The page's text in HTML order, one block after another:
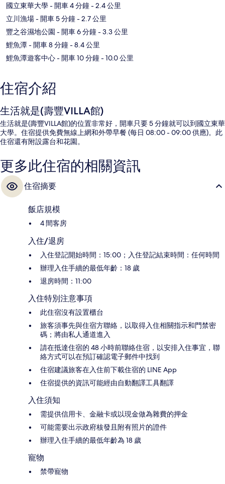
國立東華大學- 開車 4 分鐘- 2.4 公里
立川漁場- 開車 5 分鐘- 2.7 公里
豐之谷濕地公園 - 開車 6 分鐘- 3.3 公里
鯉魚潭- 開車 8 分鐘- 8.4 公里
鯉魚潭遊客中心- 開車 10 分鐘- 10.0 公里
住宿介紹
生活就是(壽豐VILLA館)
生活就是(壽豐VILLA館)的位置非常好，開車只要 5 分鐘就可以到國立東華
大學。住宿提供免費無線上網和外帶早餐 (每日 08:00 - 09:00 供應)。此
住宿還有附設露台和花園。
更多此住宿的相關資訊
住宿摘要
飯店規模
4 間客房
入住/退房
入住登記開始時間：15:00；入住登記結束時間：任何時間
辦理入住手續的最低年齡：18 歲
退房時間：11:00
入住特別注意事項
此住宿沒有設置櫃台
旅客須事先與住宿方聯絡，以取得入住相關指示和門禁密
碼；將由私人通道進入
請在抵達住宿的 48 小時前聯絡住宿，以安排入住事宜，聯
絡方式可以在預訂確認電子郵件中找到
住宿建議旅客在入住前下載住宿的 LINE App
住宿提供的資訊可能經由自動翻譯工具翻譯
入住須知
需提供信用卡、金融卡或以現金做為雜費的押金
可能需要出示政府核發且附有照片的證件
辦理入住手續的最低年齡為 18 歲
寵物
禁帶寵物